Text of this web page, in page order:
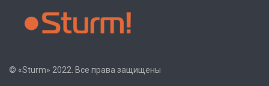
© «Sturm» 2022. Все права защищены